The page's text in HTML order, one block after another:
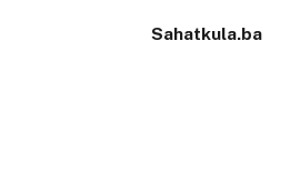
Sahatkula.ba